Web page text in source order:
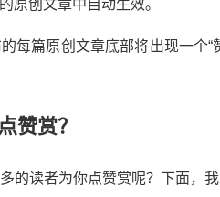
原创文章中自动生效。
每篇原创文章底部将出现一个“
赞赏？
的读者为你点赞赏呢？下面，